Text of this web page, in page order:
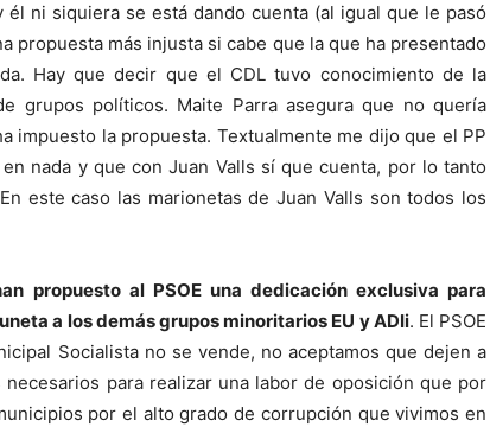
ni siquiera se está dando cuenta (al igual que le pasó
propuesta más injusta si cabe que la que ha presentado
Hay que decir que el CDL tuvo conocimiento de la
grupos políticos. Maite Parra asegura que no quería
impuesto la propuesta. Textualmente me dijo que el PP
nada y que con Juan Valls sí que cuenta, por lo tanto
este caso las marionetas de Juan Valls son todos los
propuesto al PSOE una dedicación exclusiva para
a los demás grupos minoritarios EU y ADIi. El PSOE
Socialista no se vende, no aceptamos que dejen a
para realizar una labor de oposición que por
por el alto grado de corrupción que vivimos en